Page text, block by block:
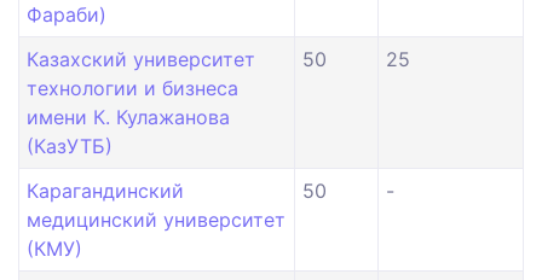
Фараби)
Казахский университет
технологии и бизнеса
имени К. Кулажанова
(КазУТБ)
50 25
Карагандинский
медицинский университет
(КМУ)
50 -